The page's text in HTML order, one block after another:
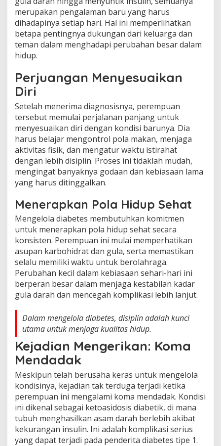
merupakan pengalaman baru yang harus
dihadapinya setiap hari. Hal ini memperlihatkan
betapa pentingnya dukungan dari keluarga dan
teman dalam menghadapi perubahan besar dalam
hidup.
Perjuangan Menyesuaikan
Diri
Setelah menerima diagnosisnya, perempuan
tersebut memulai perjalanan panjang untuk
menyesuaikan diri dengan kondisi barunya. Dia
harus belajar mengontrol pola makan, menjaga
aktivitas fisik, dan mengatur waktu istirahat
dengan lebih disiplin. Proses ini tidaklah mudah,
mengingat banyaknya godaan dan kebiasaan lama
yang harus ditinggalkan.
Menerapkan Pola Hidup Sehat
Mengelola diabetes membutuhkan komitmen
untuk menerapkan pola hidup sehat secara
konsisten. Perempuan ini mulai memperhatikan
asupan karbohidrat dan gula, serta memastikan
selalu memiliki waktu untuk berolahraga.
Perubahan kecil dalam kebiasaan sehari-hari ini
berperan besar dalam menjaga kestabilan kadar
gula darah dan mencegah komplikasi lebih lanjut.
Dalam mengelola diabetes, disiplin adalah kunci
utama untuk menjaga kualitas hidup.
Kejadian Mengerikan: Koma
Mendadak
Meskipun telah berusaha keras untuk mengelola
kondisinya, kejadian tak terduga terjadi ketika
perempuan ini mengalami koma mendadak. Kondisi
ini dikenal sebagai ketoasidosis diabetik, di mana
tubuh menghasilkan asam darah berlebih akibat
kekurangan insulin. Ini adalah komplikasi serius
yang dapat terjadi pada penderita diabetes tipe 1.